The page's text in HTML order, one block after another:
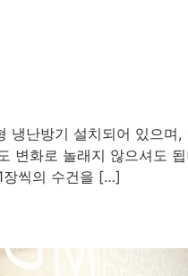
냉난방기 설치되어 있으며,
변화로 놀래지 않으셔도
장씩의 수건을 […]